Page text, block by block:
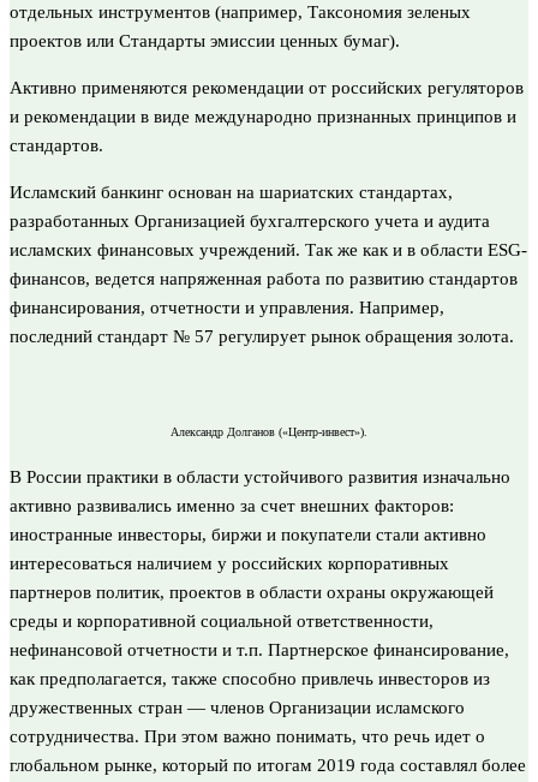
отдельных инструментов (например, Таксономия зеленых
проектов или Стандарты эмиссии ценных бумаг).
Активно применяются рекомендации от российских регуляторов
и рекомендации в виде международно признанных принципов и
стандартов.
Исламский банкинг основан на шариатских стандартах,
разработанных Организацией бухгалтерского учета и аудита
исламских финансовых учреждений. Так же как и в области ESG-
финансов, ведется напряженная работа по развитию стандартов
финансирования, отчетности и управления. Например,
последний стандарт № 57 регулирует рынок обращения золота.
Александр Долганов («Центр-инвест»).
В России практики в области устойчивого развития изначально
активно развивались именно за счет внешних факторов:
иностранные инвесторы, биржи и покупатели стали активно
интересоваться наличием у российских корпоративных
партнеров политик, проектов в области охраны окружающей
среды и корпоративной социальной ответственности,
нефинансовой отчетности и т.п. Партнерское финансирование,
как предполагается, также способно привлечь инвесторов из
дружественных стран — членов Организации исламского
сотрудничества. При этом важно понимать, что речь идет о
глобальном рынке, который по итогам 2019 года составлял более